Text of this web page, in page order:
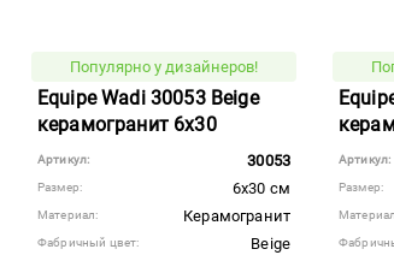
Популярно у дизайнеров!
Equipe Wadi 30053 Beige
керамогранит 6x30
Артикул: 30053
Размер: 6x30 см
Материал: Керамогранит
Фабричный цвет: Beige
Артикул:
Размер: